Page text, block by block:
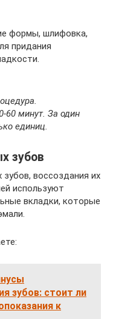
формы, шлифовка,
придания
60 минут. За один
единиц.
зубов
воссоздания их
используют
вкладки, которые
зубов: стоит ли
к